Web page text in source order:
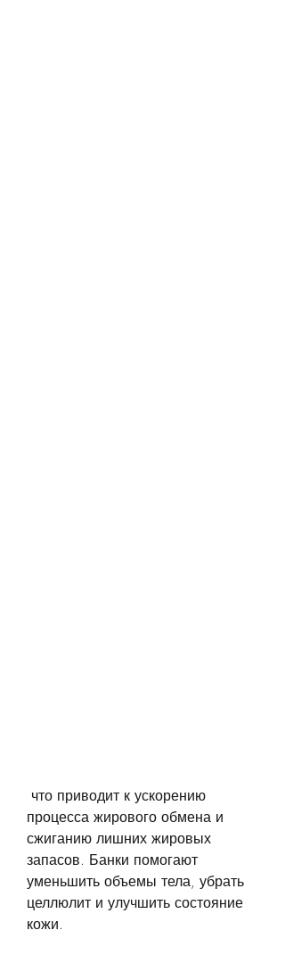
процесса жирового обмена и
сжиганию лишних жировых
запасов. Банки помогают
уменьшить объемы тела, убрать
целлюлит и улучшить состояние
кожи.